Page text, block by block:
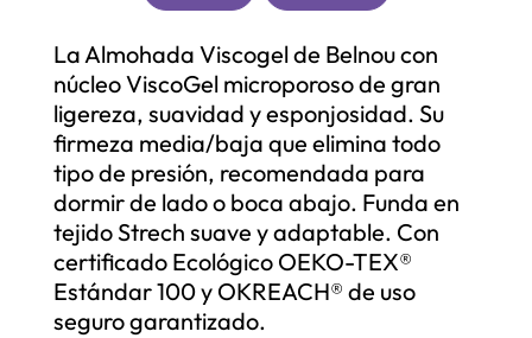
La Almohada Viscogel de Belnou con
núcleo ViscoGel microporoso de gran
ligereza, suavidad y esponjosidad. Su
firmeza media/baja que elimina todo
tipo de presión, recomendada para
dormir de lado o boca abajo. Funda en
tejido Strech suave y adaptable. Con
certificado Ecológico OEKO-TEX®
Estándar 100 y OKREACH® de uso
seguro garantizado.